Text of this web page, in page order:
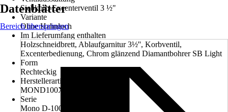
Siebkorb-Excenterventil 3 ½"
Variante
Ohne Hahnloch
Im Lieferumfang enthalten
Holzschneidbrett, Ablaufgarnitur 3½'', Korbventil,
Excenterbedienung, Chrom glänzend Diamantbohrer SB Light
Form
Rechteckig
Herstellerartikelnummer
MOND100XSAMAG1
Serie
Mono D-100XS A
Datenblätter
Bereich überspringen